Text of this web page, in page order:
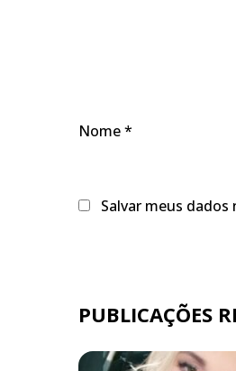
Nome*
Salvar meus
PUBLICAÇÕES